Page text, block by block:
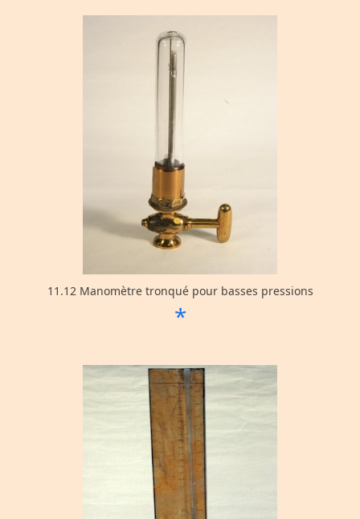
11.12 Manomètre tronqué pour basses pressions
*